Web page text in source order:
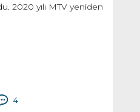
2020 yılı MTV yeniden
4